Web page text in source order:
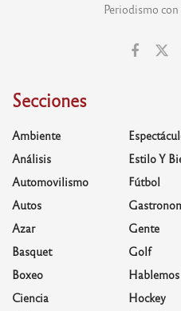
Periodismo con
Secciones
Ambiente
Análisis
Automovilismo
Autos
Azar
Basquet
Boxeo
Ciencia
Estilo Y
Fútbol
Gente
Golf
Hockey